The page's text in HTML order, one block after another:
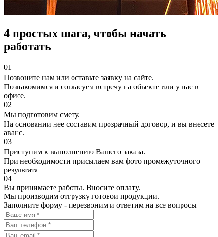
4 простых шага, чтобы начать
работать
01
Позвоните нам или оставьте заявку на сайте.
Познакомимся и согласуем встречу на объекте или у нас в
офисе.
02
Мы подготовим смету.
На основании нее составим прозрачный договор, и вы внесете
аванс.
03
Приступим к выполнению Вашего заказа.
При необходимости присылаем вам фото промежуточного
результата.
04
Вы принимаете работы. Вносите оплату.
Мы производим отгрузку готовой продукции.
Заполните форму - перезвоним и ответим на все вопросы